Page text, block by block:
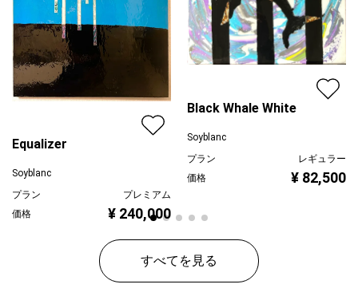
Equalizer
Soyblanc
プラン
プレミアム
価格
¥ 240,000
Black Whale White
Soyblanc
プラン
レギュラー
価格
¥ 82,500
すべてを見る